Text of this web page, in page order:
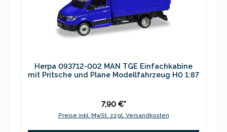
Herpa 093712-002 MAN TGE Einfachkabine
mit Pritsche und Plane Modellfahrzeug H0 1:87
7,90 €*
Preise inkl. MwSt. zzgl. Versandkosten